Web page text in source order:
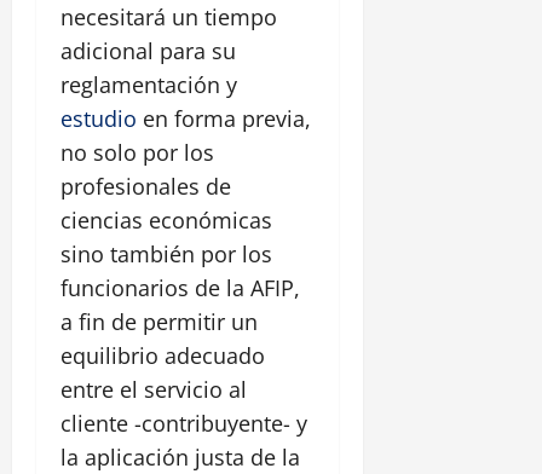
necesitará un tiempo
adicional para su
reglamentación y
estudio en forma previa,
no solo por los
profesionales de
ciencias económicas
sino también por los
funcionarios de la AFIP,
a fin de permitir un
equilibrio adecuado
entre el servicio al
cliente -contribuyente- y
la aplicación justa de la